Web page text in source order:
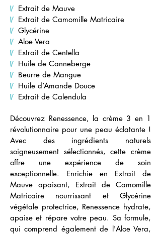
V Extrait de Mauve
V Extrait de Camomille Matricaire
V Glycérine
V Aloe Vera
V Extrait de Centella
V Huile de Canneberge
V Beurre de Mangue
V Huile d’Amande Douce
V Extrait de Calendula
Découvrez Renessence, la crème 3 en 1
révolutionnaire pour une peau éclatante !
Avec des ingrédients naturels
soigneusement sélectionnés, cette crème
offre une expérience de soin
exceptionnelle. Enrichie en Extrait de
Mauve apaisant, Extrait de Camomille
Matricaire nourrissant et Glycérine
végétale protectrice, Renessence hydrate,
apaise et répare votre peau. Sa formule,
qui comprend également de l'Aloe Vera,